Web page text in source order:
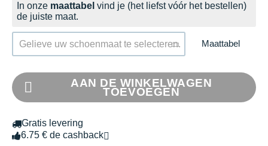
In onze maattabel vind je (het liefst vóór het bestellen)
de juiste maat.
Gelieve uw schoenmaat te selecteren. Maattabel
AAN DE WINKELWAGEN
TOEVOEGEN
Gratis levering
6.75 € de cashback